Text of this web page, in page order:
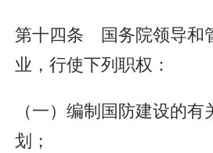
第十四条 国务院领导和
业，行使下列职权：
（一）编制国防建设的
划；